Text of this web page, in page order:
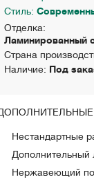
Стиль:
Отделка:
Ламинированный
Страна
Наличие: Под
Нестандартные
Дополнительный
Нержавеющий